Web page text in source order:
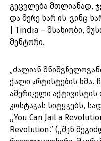
გეცვლება მთლიანად,
და მერე ხარ ის, ვინც
| Tindra – მსახიობი,
მენტორი.
„ძალიან
ქალი არტისტების ხმა.
ამერიკელი
კოსტავას სიტყვებს,
,,You Can Jail a
Revolution.” (,,შენ